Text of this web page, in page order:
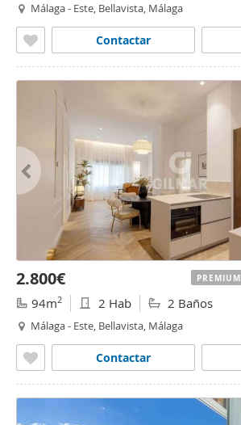
Málaga - Este, Bellavista, Málaga
Contactar
2.800€
94m2 2 Hab 2 Baños
Málaga - Este, Bellavista, Málaga
Contactar
PREMIUM